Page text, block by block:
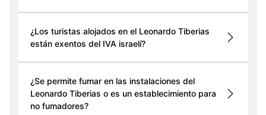
¿Los turistas alojados en el Leonardo Tiberias
están exentos del IVA israelí?
¿Se permite fumar en las instalaciones del
Leonardo Tiberias o es un establecimiento para
no fumadores?